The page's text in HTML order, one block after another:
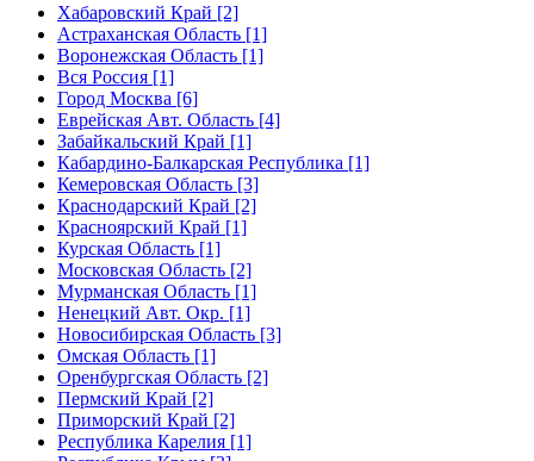
Хабаровский Край [2]
Астраханская Область [1]
Воронежская Область [1]
Вся Россия [1]
Город Москва [6]
Еврейская Авт. Область [4]
Забайкальский Край [1]
Кабардино-Балкарская Республика [1]
Кемеровская Область [3]
Краснодарский Край [2]
Красноярский Край [1]
Курская Область [1]
Московская Область [2]
Мурманская Область [1]
Ненецкий Авт. Окр. [1]
Новосибирская Область [3]
Омская Область [1]
Оренбургская Область [2]
Пермский Край [2]
Приморский Край [2]
Республика Карелия [1]